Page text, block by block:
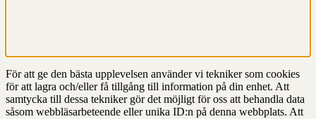
För att ge den bästa upplevelsen använder vi tekniker som cookies
för att lagra och/eller få tillgång till information på din enhet. Att
samtycka till dessa tekniker gör det möjligt för oss att behandla data
såsom webbläsarbeteende eller unika ID:n på denna webbplats. Att